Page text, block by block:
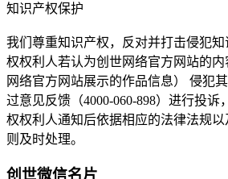
知识产权保护
我们尊重知识产权，反对并打击侵犯
权权利人若认为创世网络官方网站的
网络官方网站展示的作品信息） 侵犯
过意见反馈（4000-060-898）进行投诉
权权利人通知后依据相应的法律法规
则及时处理。
创世微信名片